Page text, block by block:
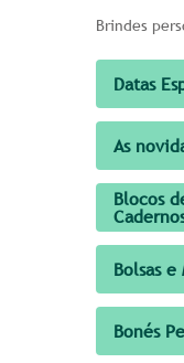
Brindes
Datas
As
Blocos
Bolsas e
Bonés